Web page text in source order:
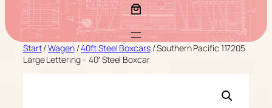
c
h
e
n
Start/Wagen/40ft Steel Boxcars/ Southern Pacific 117205
Large Lettering – 40′ Steel Boxcar